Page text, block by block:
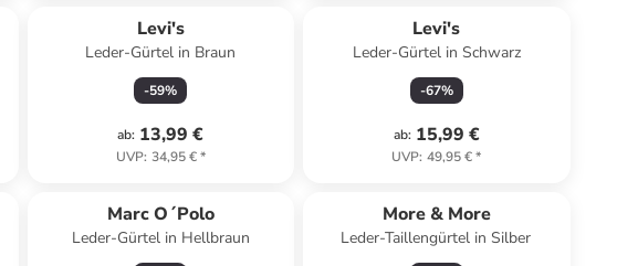
Levi's
Leder-Gürtel in Braun
-59%
ab: 13,99 €
UVP: 34,95 €*
Levi's
Leder-Gürtel in Schwarz
-67%
ab: 15,99 €
UVP: 49,95 €*
Marc O´Polo
Leder-Gürtel in Hellbraun
More & More
Leder-Taillengürtel in Silber